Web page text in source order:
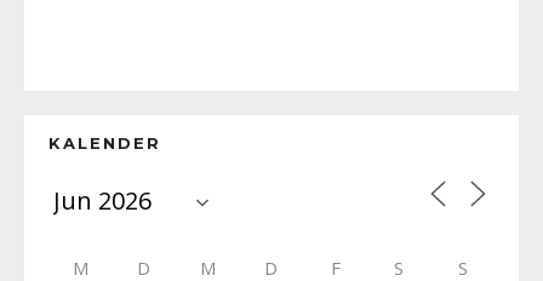
KALENDER
M D M D F S S